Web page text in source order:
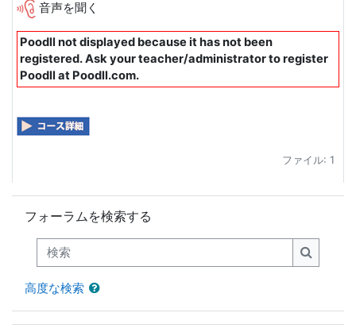
音声を聞く
Poodll not displayed because it has not been
registered. Ask your teacher/administrator to register
Poodll at Poodll.com.
ファイル: 1
フォーラムを検索する
検索
検索
高度な検索